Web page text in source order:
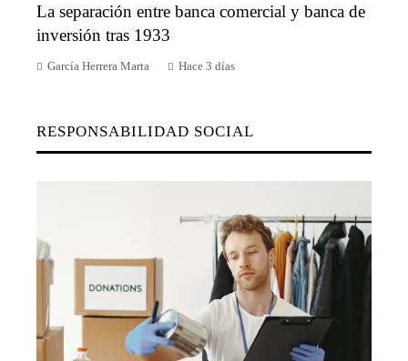
La separación entre banca comercial y banca de
inversión tras 1933
García Herrera Marta Hace 3 días
RESPONSABILIDAD SOCIAL